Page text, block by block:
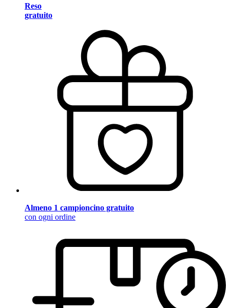
Reso
gratuito
Almeno 1 campioncino gratuito
con ogni ordine